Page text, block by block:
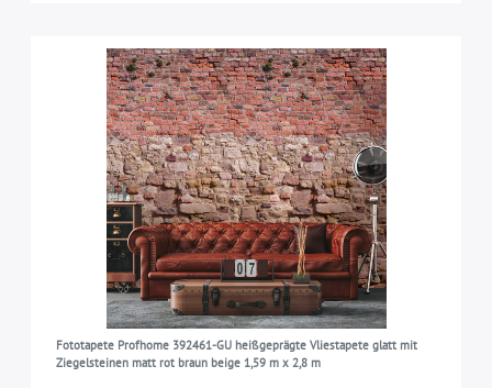
Fototapete Profhome 392461-GU heißgeprägte Vliestapete glatt mit
Ziegelsteinen matt rot braun beige 1,59 m x 2,8 m